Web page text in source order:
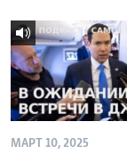
МАРТ 10, 2025